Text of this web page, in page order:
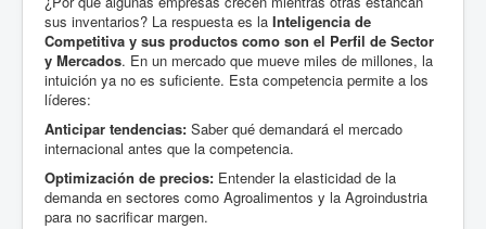
sus inventarios? La respuesta es la Inteligencia de
Competitiva y sus productos como son el Perfil de Sector
y Mercados. En un mercado que mueve miles de millones, la
intuición ya no es suficiente. Esta competencia permite a los
líderes:
Anticipar tendencias: Saber qué demandará el mercado
internacional antes que la competencia.
Optimización de precios: Entender la elasticidad de la
demanda en sectores como Agroalimentos y la Agroindustria
para no sacrificar margen.